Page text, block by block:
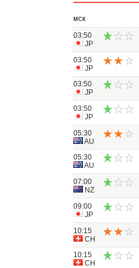
МСК
03:50
JP
03:50
JP
03:50
JP
03:50
JP
05:30
AU
05:30
AU
07:00
NZ
09:00
JP
10:15
CH
10:15
CH